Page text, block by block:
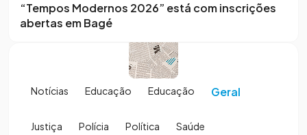
“Tempos Modernos 2026” está com inscrições
abertas em Bagé
Notícias Educação Educação Geral
Justiça Polícia Política Saúde